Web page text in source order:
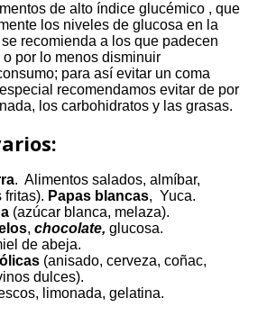
de alto índice glucémico , que
los niveles de glucosa en la
recomienda a los que padecen
o por lo menos disminuir
para así evitar un coma
recomendamos evitar de por
los carbohidratos y las grasas.
. Alimentos salados, almíbar,
fritas). Papas blancas, Yuca.
(azúcar blanca, melaza).
,chocolate,glucosa.
de abeja.
(anisado, cerveza, coñac,
dulces).
limonada, gelatina.